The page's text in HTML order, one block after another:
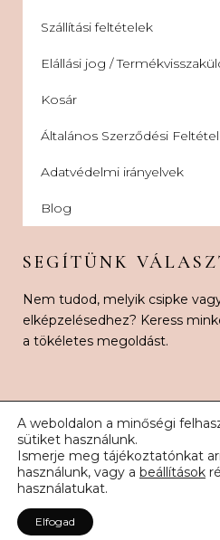
Szállítási feltételek
Elállási jog /
Kosár
Általános Szerződési
Adatvédelmi irányelvek
Blog
SEGÍTÜNK
Nem tudod, melyik csipke
elképzelésedhez? Keress
a tökéletes megoldást.
© 2026 Karnak Esküvői
A weboldalon a minőségi
sütiket használunk.
Ismerje meg tájékoztatónkat
használunk, vagy a beállítások
használatukat.
Elfogad